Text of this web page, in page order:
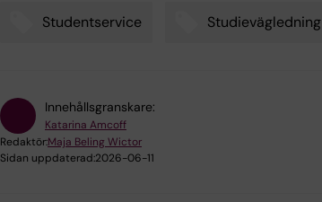
Studentservice Studievägledning
Innehållsgranskare:
Katarina Amcoff
Redaktör:Maja Beling Wictor
Sidan uppdaterad:2026-06-11